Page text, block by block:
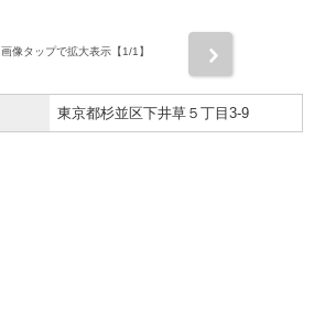
画像タップで拡大表示【1/1】
東京都杉並区下井草５丁目3-9